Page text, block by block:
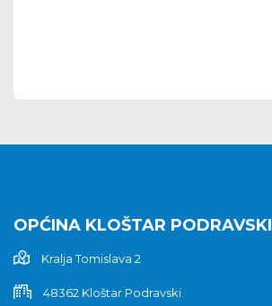
OPĆINA KLOŠTAR PODRAVSKI
Kralja Tomislava 2
48362 Kloštar Podravski